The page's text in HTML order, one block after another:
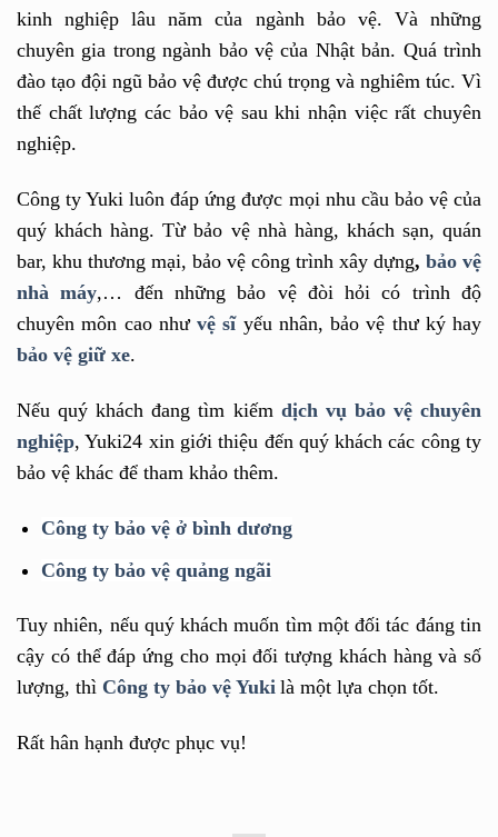
kinh nghiệp lâu năm của ngành bảo vệ. Và những
chuyên gia trong ngành bảo vệ của Nhật bản. Quá trình
đào tạo đội ngũ bảo vệ được chú trọng và nghiêm túc. Vì
thế chất lượng các bảo vệ sau khi nhận việc rất chuyên
nghiệp.
Công ty Yuki luôn đáp ứng được mọi nhu cầu bảo vệ của
quý khách hàng.Từbảo vệ nhà hàng, khách sạn, quán
bar, khu thương mại, bảo vệ công trình xây dựng, bảo vệ
nhà máy, … đến những bảo vệ đòi hỏi có trình độ
chuyên môn cao như vệ sĩyếu nhân, bảo vệ thư ký hay
bảo vệ giữ xe.
Nếu quý khách đang tìm kiếm dịch vụ bảo vệ chuyên
nghiệp, Yuki24 xin giới thiệu đến quý khách các công ty
bảo vệ khác để tham khảo thêm.
Công ty bảo vệ ở bình dương
Công ty bảo vệ quảng ngãi
Tuy nhiên, nếu quý khách muốn tìm một đối tác đáng tin
cậy có thể đáp ứng cho mọi đối tượng khách hàng và số
lượng, thì Công ty bảo vệ Yuki là một lựa chọn tốt.
Rất hân hạnh được phục vụ!